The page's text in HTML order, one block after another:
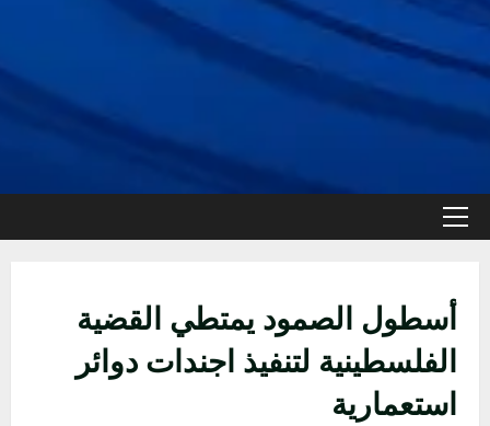
القائمة
أسطول الصمود يمتطي القضية
الفلسطينية لتنفيذ اجندات دوائر
استعمارية